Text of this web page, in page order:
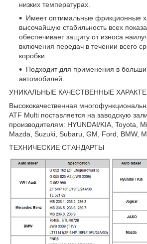
низких температурах.
Имеет оптимальные фрикционные
высочайшую стабильность всех
обеспечивает защиту от износа
включения передач в течении всего
коробки.
Подходит для применения в
автомобилей.
УНИКАЛЬНЫЕ КАЧЕСТВЕННЫЕ
Высококачественная
ATF Multi поставляется на заводскую
производителям: HYUNDAI/KIA, Toyota,
Mazda, Suzuki, Subaru, GM, Ford, BMW,
ТЕХНИЧЕСКИЕ СТАНДАРТЫ